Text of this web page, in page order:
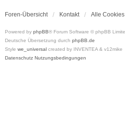
Foren-Übersicht Kontakt Alle
Powered by phpBB® Forum Software © phpBB
Deutsche Übersetzung durch phpBB.de
Style we_universal created by INVENTEA & v12mike
Datenschutz Nutzungsbedingungen